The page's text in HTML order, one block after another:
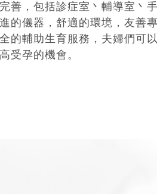
善，包括診症室丶輔導室丶
的儀器，舒適的環境，友善
的輔助生育服務，夫婦們可
受孕的機會。